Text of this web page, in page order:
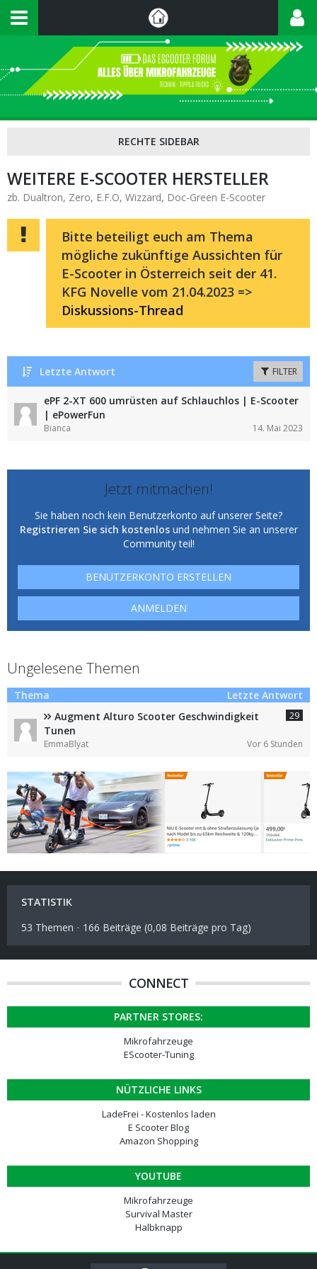
WEITERE E-SCOOTER HERSTELLER
zb. Dualtron, Zero, E.F.O, Wizzard, Doc-Green E-Scooter
Bitte beteiligt euch am Thema
mögliche zukünftige Aussichten für
E-Scooter in Österreich seit der 41.
KFG Novelle vom 21.04.2023 =>
Diskussions-Thread
Letzte Antwort FILTER
ePF 2-XT 600 umrüsten auf Schlauchlos | E-Scooter
| ePowerFun
Bianca 14. Mai 2023
Jetzt mitmachen!
Sie haben noch kein Benutzerkonto auf unserer Seite?
Registrieren Sie sich kostenlosund nehmen Sie an unserer
Community teil!
BENUTZERKONTO ERSTELLEN
ANMELDEN
Ungelesene Themen
Thema
Letzte Antwort
Augment Alturo Scooter Geschwindigkeit
Tunen
29
EmmaBlyat Vor 6 Stunden
STATISTIK
53 Themen
166 Beiträge (0,08 Beiträge pro Tag)
CONNECT
PARTNER STORES:
Mikrofahrzeuge
EScooter-Tuning
NÜTZLICHE LINKS
LadeFrei - Kostenlos laden
E Scooter Blog
Amazon Shopping
YOUTUBE
Mikrofahrzeuge
Survival Master
Halbknapp